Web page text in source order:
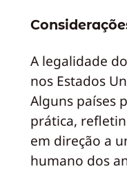
A legalidade
nos Estados
Alguns países
prática,
em direção a
humano dos